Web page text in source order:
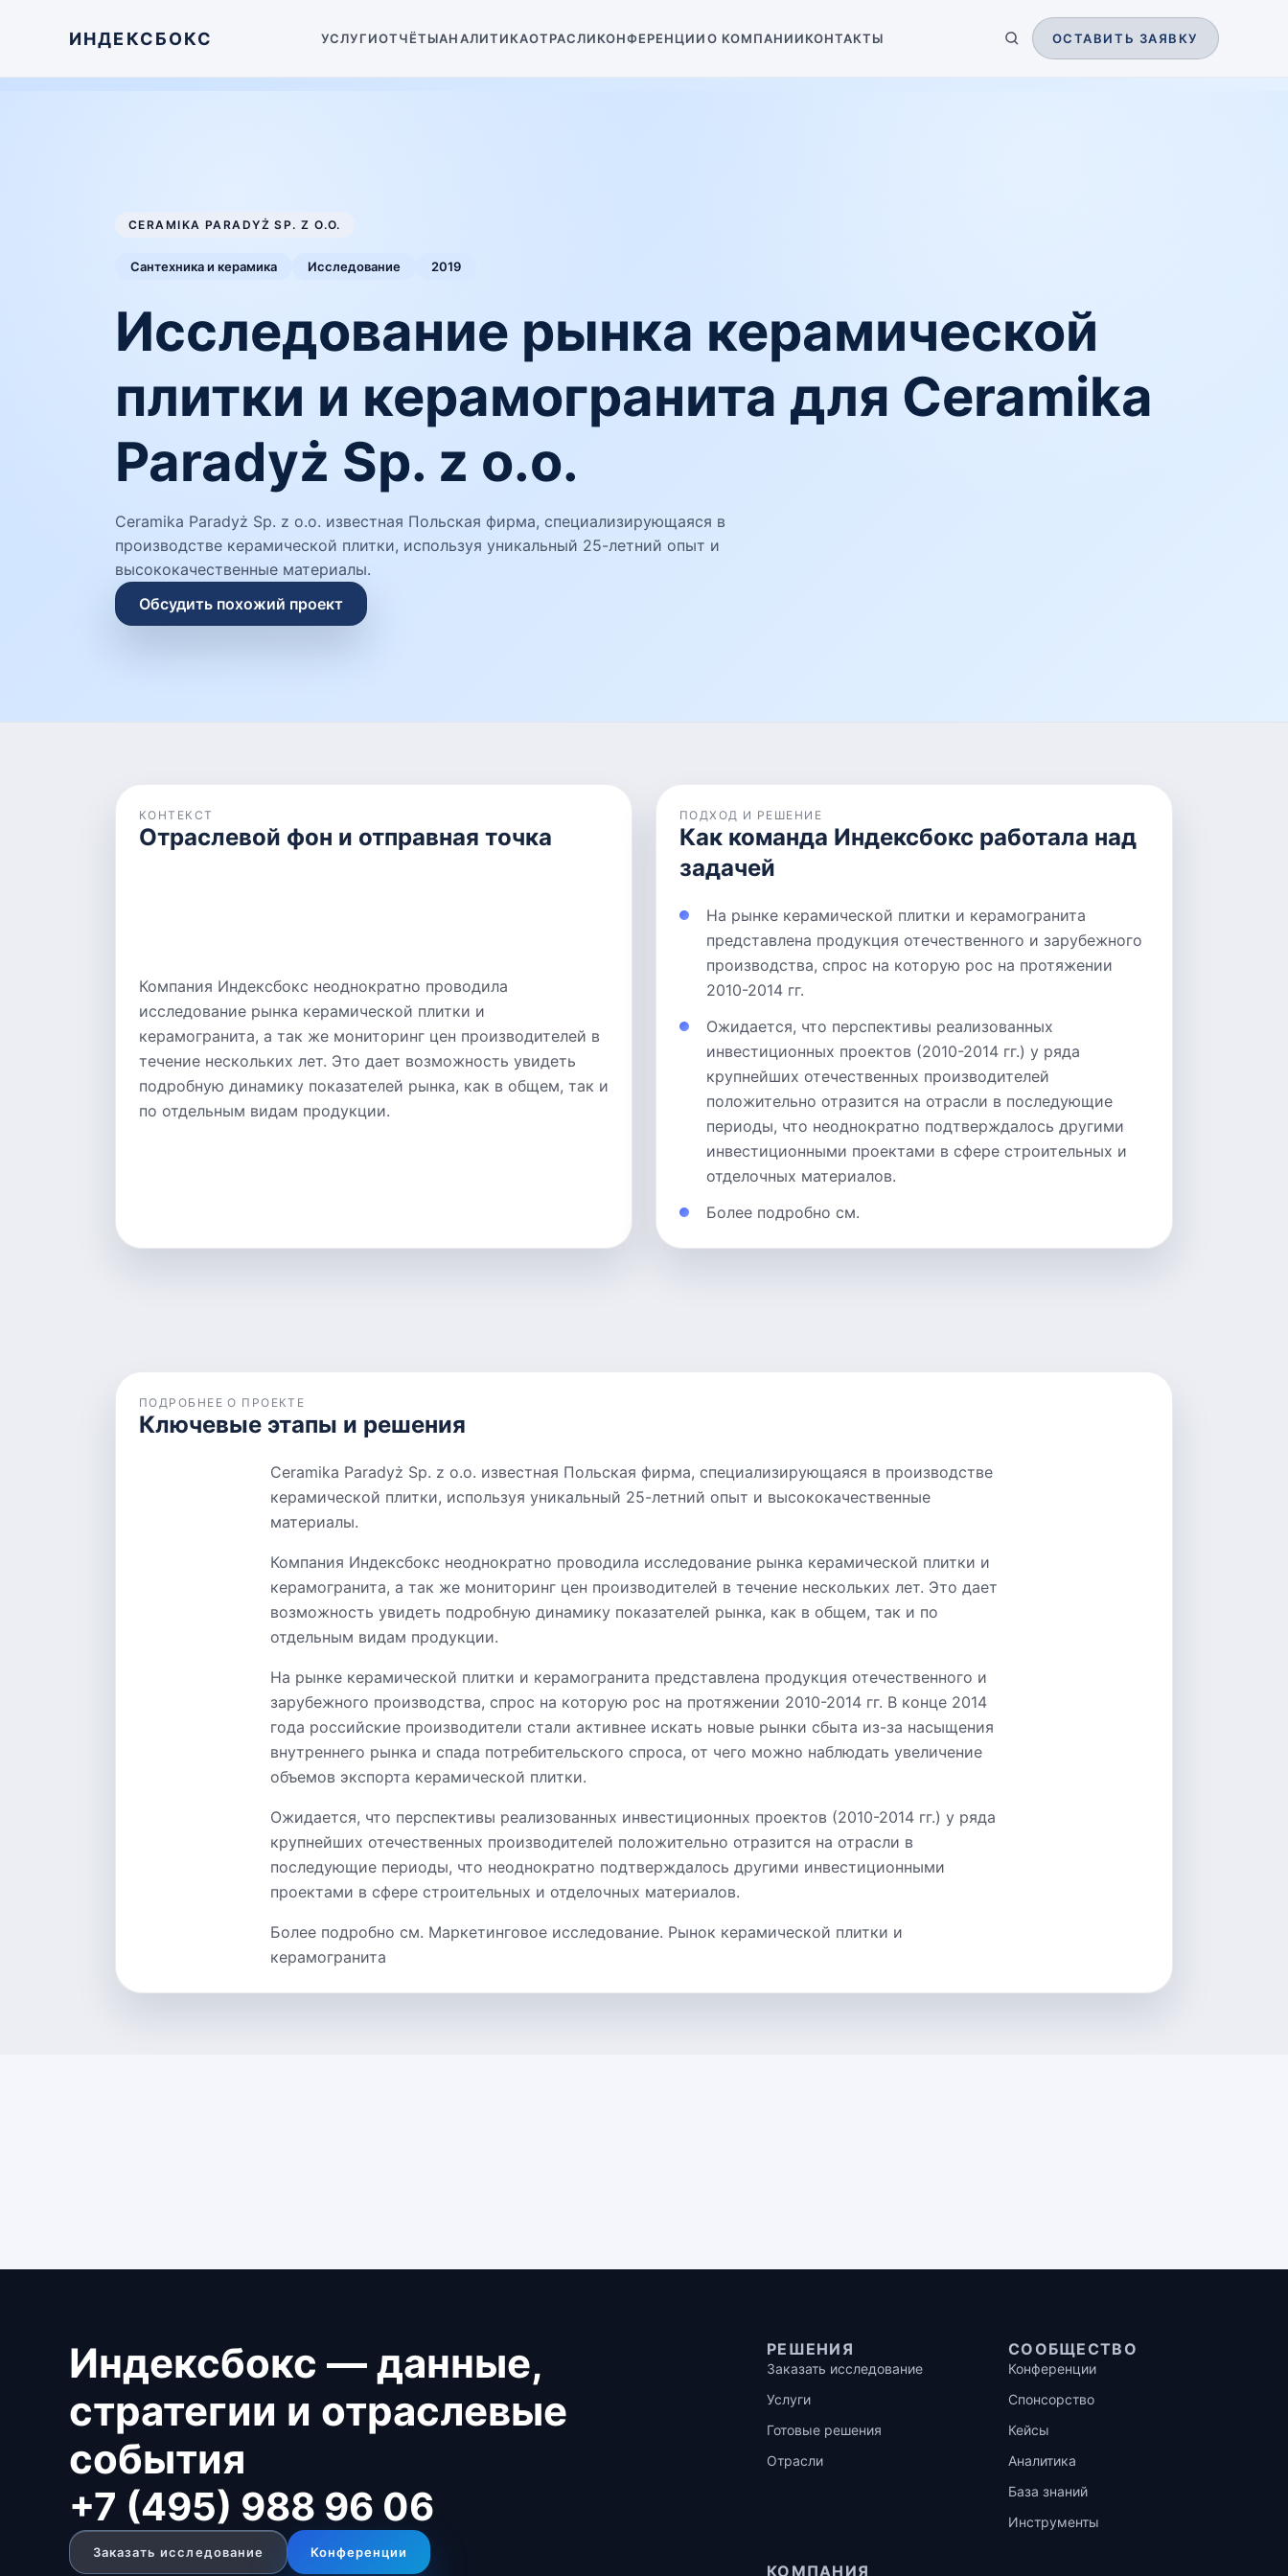
ИНДЕКСБОКС УСЛУГИОТЧЁТЫАНАЛИТИКАОТРАСЛИКОНФЕРЕНЦИИО КОМПАНИИКОНТАКТЫ ОСТАВИТЬ ЗАЯВКУ
CERAMIKA PARADYŻ SP. Z O.O.
Сантехника и керамика Исследование 2019
Исследование рынка керамической
плитки и керамогранита для Ceramika
Paradyż Sp. z o.o.
Ceramika Paradyż Sp. z o.o. известная Польская фирма, специализирующаяся в
производстве керамической плитки, используя уникальный 25-летний опыт и
высококачественные материалы.
Обсудить похожий проект
КОНТЕКСТ
Отраслевой фон и отправная точка
Компания Индексбокс неоднократно проводила
исследование рынка керамической плитки и
керамогранита, а так же мониторинг цен производителей в
течение нескольких лет. Это дает возможность увидеть
подробную динамику показателей рынка, как в общем, так и
по отдельным видам продукции.
ПОДХОД И РЕШЕНИЕ
Как команда Индексбокс работала над
задачей
На рынке керамической плитки и керамогранита
представлена продукция отечественного и зарубежного
производства, спрос на которую рос на протяжении
2010-2014 гг.
Ожидается, что перспективы реализованных
инвестиционных проектов (2010-2014 гг.) у ряда
крупнейших отечественных производителей
положительно отразится на отрасли в последующие
периоды, что неоднократно подтверждалось другими
инвестиционными проектами в сфере строительных и
отделочных материалов.
Более подробно см.
ПОДРОБНЕЕ О ПРОЕКТЕ
Ключевые этапы и решения
Ceramika Paradyż Sp. z o.o. известная Польская фирма, специализирующаяся в производстве
керамической плитки, используя уникальный 25-летний опыт и высококачественные
материалы.
Компания Индексбокс неоднократно проводила исследование рынка керамической плитки и
керамогранита, а так же мониторинг цен производителей в течение нескольких лет. Это дает
возможность увидеть подробную динамику показателей рынка, как в общем, так и по
отдельным видам продукции.
На рынке керамической плитки и керамогранита представлена продукция отечественного и
зарубежного производства, спрос на которую рос на протяжении 2010-2014 гг. В конце 2014
года российские производители стали активнее искать новые рынки сбыта из-за насыщения
внутреннего рынка и спада потребительского спроса, от чего можно наблюдать увеличение
объемов экспорта керамической плитки.
Ожидается, что перспективы реализованных инвестиционных проектов (2010-2014 гг.) у ряда
крупнейших отечественных производителей положительно отразится на отрасли в
последующие периоды, что неоднократно подтверждалось другими инвестиционными
проектами в сфере строительных и отделочных материалов.
Более подробно см. Маркетинговое исследование. Рынок керамической плитки и
керамогранита
Индексбокс — данные,
стратегии и отраслевые
события
+7 (495) 988 96 06
Заказать исследование Конференции
РЕШЕНИЯ
Заказать исследование
Услуги
Готовые решения
Отрасли
СООБЩЕСТВО
Конференции
Спонсорство
Кейсы
Аналитика
База знаний
Инструменты
КОМПАНИЯ